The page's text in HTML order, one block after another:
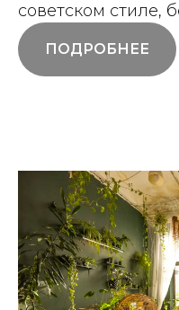
советском стиле,
ПОДРОБНЕЕ